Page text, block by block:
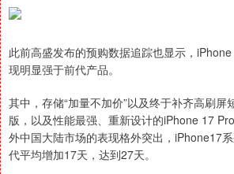
此前高盛发布的预购数据追踪也显示，
现明显强于前代产品。
其中，存储“加量不加价”以及终于补齐高刷屏
版，以及性能最强、重新设计的iPhone 17
外中国大陆市场的表现格外突出，iPhone17
代平均增加17天，达到27天。